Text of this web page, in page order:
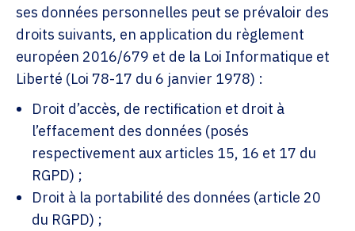
ses données personnelles peut se prévaloir des
droits suivants, en application du règlement
européen 2016/679 et de la Loi Informatique et
Liberté (Loi 78-17 du 6 janvier 1978) :
Droit d’accès, de rectification et droit à
l’effacement des données (posés
respectivement aux articles 15, 16 et 17 du
RGPD) ;
Droit à la portabilité des données (article 20
du RGPD) ;